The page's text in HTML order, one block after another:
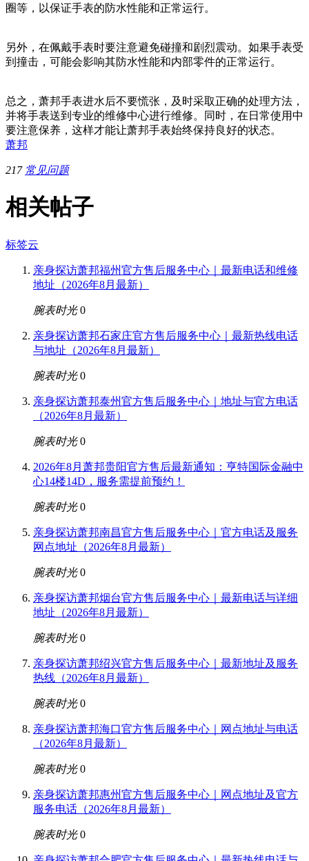
圈等，以保证手表的防水性能和正常运行。
另外，在佩戴手表时要注意避免碰撞和剧烈震动。如果手表受
到撞击，可能会影响其防水性能和内部零件的正常运行。
总之，萧邦手表进水后不要慌张，及时采取正确的处理方法，
并将手表送到专业的维修中心进行维修。同时，在日常使用中
要注意保养，这样才能让萧邦手表始终保持良好的状态。
萧邦
217 常见问题
相关帖子
标签云
亲身探访萧邦福州官方售后服务中心｜最新电话和维修
地址（2026年8月最新）
腕表时光 0
亲身探访萧邦石家庄官方售后服务中心｜最新热线电话
与地址（2026年8月最新）
腕表时光 0
亲身探访萧邦泰州官方售后服务中心｜地址与官方电话
（2026年8月最新）
腕表时光 0
2026年8月萧邦贵阳官方售后最新通知：亨特国际金融中
心14楼14D，服务需提前预约！
腕表时光 0
亲身探访萧邦南昌官方售后服务中心｜官方电话及服务
网点地址（2026年8月最新）
腕表时光 0
亲身探访萧邦烟台官方售后服务中心｜最新电话与详细
地址（2026年8月最新）
腕表时光 0
亲身探访萧邦绍兴官方售后服务中心｜最新地址及服务
热线（2026年8月最新）
腕表时光 0
亲身探访萧邦海口官方售后服务中心｜网点地址与电话
（2026年8月最新）
腕表时光 0
亲身探访萧邦惠州官方售后服务中心｜网点地址及官方
服务电话（2026年8月最新）
腕表时光 0